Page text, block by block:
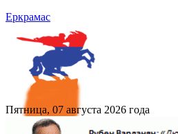
Еркрамас
Пятница, 07 августа 2026 года